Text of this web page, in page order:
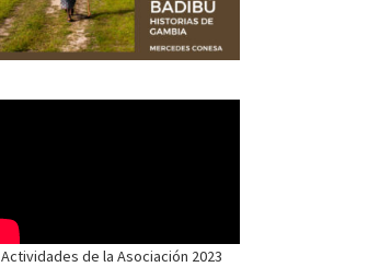
Actividades de la Asociación 2023